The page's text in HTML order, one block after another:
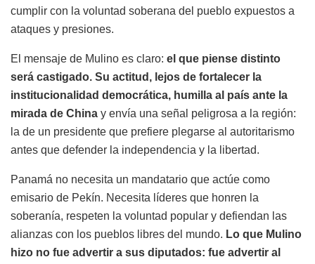
cumplir con la voluntad soberana del pueblo expuestos a
ataques y presiones.
El mensaje de Mulino es claro: el que piense distinto
será castigado. Su actitud, lejos de fortalecer la
institucionalidad democrática, humilla al país ante la
mirada de China y envía una señal peligrosa a la región:
la de un presidente que prefiere plegarse al autoritarismo
antes que defender la independencia y la libertad.
Panamá no necesita un mandatario que actúe como
emisario de Pekín. Necesita líderes que honren la
soberanía, respeten la voluntad popular y defiendan las
alianzas con los pueblos libres del mundo. Lo que Mulino
hizo no fue advertir a sus diputados: fue advertir al